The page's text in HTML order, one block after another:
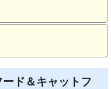
ド＆キャットフ